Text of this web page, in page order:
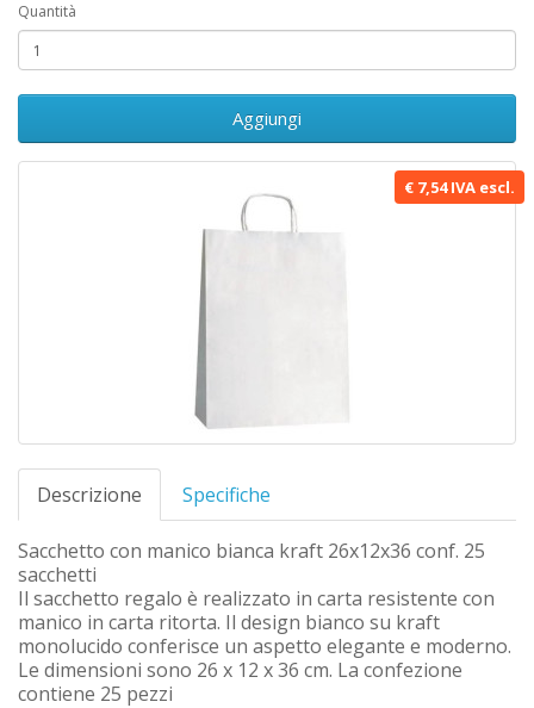
€ 7,54 IVA escl.
Descrizione Specifiche
Sacchetto con manico bianca kraft 26x12x36 conf. 25
sacchetti
Il sacchetto regalo è realizzato in carta resistente con
manico in carta ritorta. Il design bianco su kraft
monolucido conferisce un aspetto elegante e moderno.
Le dimensioni sono 26 x 12 x 36 cm. La confezione
contiene 25 pezzi
Quantità
Aggiungi